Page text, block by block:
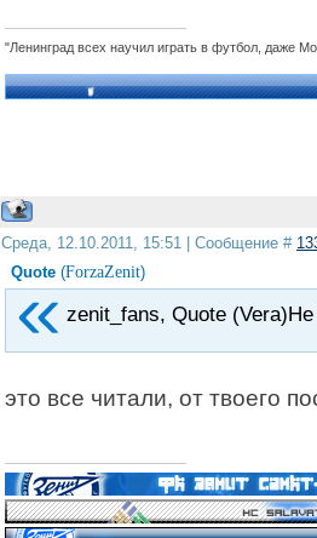
"Ленинград всех научил играть в футбол, даже
Среда, 12.10.2011, 15:51 | Сообщение #
Quote (ForzaZenit)
zenit_fans, Quote
это все читали, от твоего